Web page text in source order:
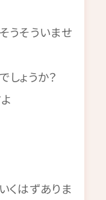
うそういませ
ょうか？
くはずありま